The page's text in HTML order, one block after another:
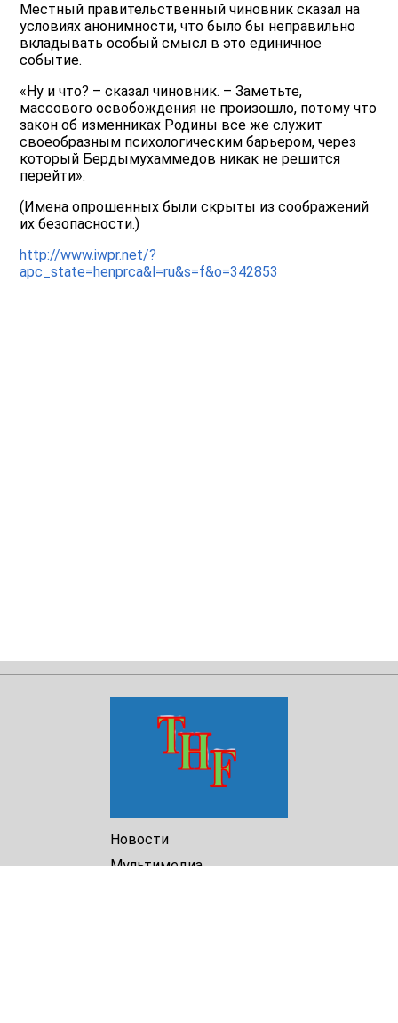
Местный правительственный чиновник сказал на
условиях анонимности, что было бы неправильно
вкладывать особый смысл в это единичное
событие.
«Ну и что? – сказал чиновник. – Заметьте,
массового освобождения не произошло, потому что
закон об изменниках Родины все же служит
своеобразным психологическим барьером, через
который Бердымухаммедов никак не решится
перейти».
(Имена опрошенных были скрыты из соображений
их безопасности.)
http://www.iwpr.net/?
apc_state=henprca&l=ru&s=f&o=342853
Новости
Мультимедиа